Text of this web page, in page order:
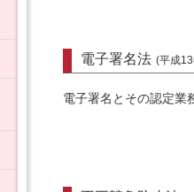
電子署名法 (平成
電子署名とその認定業